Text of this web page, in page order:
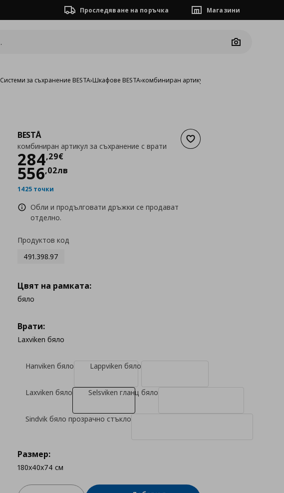
Проследяване на поръчка Магазини
Camera
Системи за съхранение BESTA›Шкафове BESTA›комбиниран артикул за съхранение с врати
Добави към списъка с
BESTÅ
комбиниран артикул за съхранение с врати
284,29€
Цена284,29 €
556,02лв
1425 точки
Обли и продълговати дръжки се продават
отделно.
Продуктов код
491.398.97
Цвят на рамката:
бяло
Врати:
Laxviken бяло
Hanviken бяло Lappviken бяло
Laxviken бяло Selsviken гланц бяло
Sindvik бяло прозрачно стъкло
Размер:
180x40x74 см